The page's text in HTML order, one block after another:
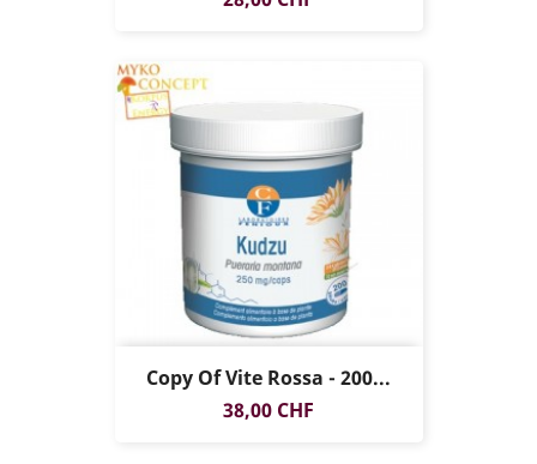
Copy Of Vite Rossa - 200...
Prezzo
38,00 CHF